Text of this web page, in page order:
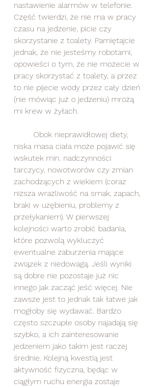
nastawienie alarmów w telefonie.
Część twierdzi, że nie ma w pracy
czasu na jedzenie, picie czy
skorzystanie z toalety. Pamiętajcie
jednak, że nie jesteśmy robotami,
opowieści o tym, że nie możecie w
pracy skorzystać z toalety, a przez
to nie pijecie wody przez cały dzień
(nie mówiąc już o jedzeniu) mrożą
mi krew w żyłach.
niska masa ciała może pojawić się
wskutek min. nadczynności
tarczycy, nowotworów czy zmian
zachodzących z wiekiem (coraz
niższa wrażliwość na smak, zapach,
braki w uzębieniu, problemy z
przełykaniem). W pierwszej
kolejności warto zrobić badania,
które pozwolą wykluczyć
ewentualne zaburzenia mające
związek z niedowagą. Jeśli wyniki
są dobre nie pozostaje już nic
innego jak zacząć jeść więcej. Nie
zawsze jest to jednak tak łatwe jak
mogłoby się wydawać. Bardzo
często szczupłe osoby najadają się
szybko, a ich zainteresowanie
jedzeniem jako takim jest raczej
średnie. Kolejną kwestią jest
aktywność fizyczna, będąc w
ciągłym ruchu energia zostaje